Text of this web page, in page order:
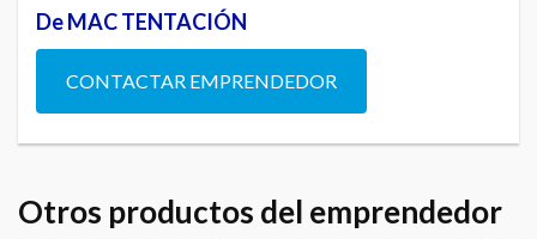
De MAC TENTACIÓN
CONTACTAR EMPRENDEDOR
Otros productos del emprendedor